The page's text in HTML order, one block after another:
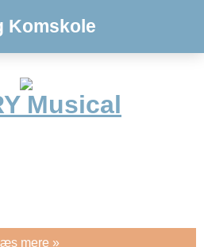
Komskole
Musical
mere »